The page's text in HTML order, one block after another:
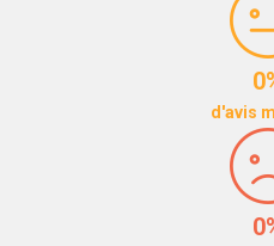
d'avis